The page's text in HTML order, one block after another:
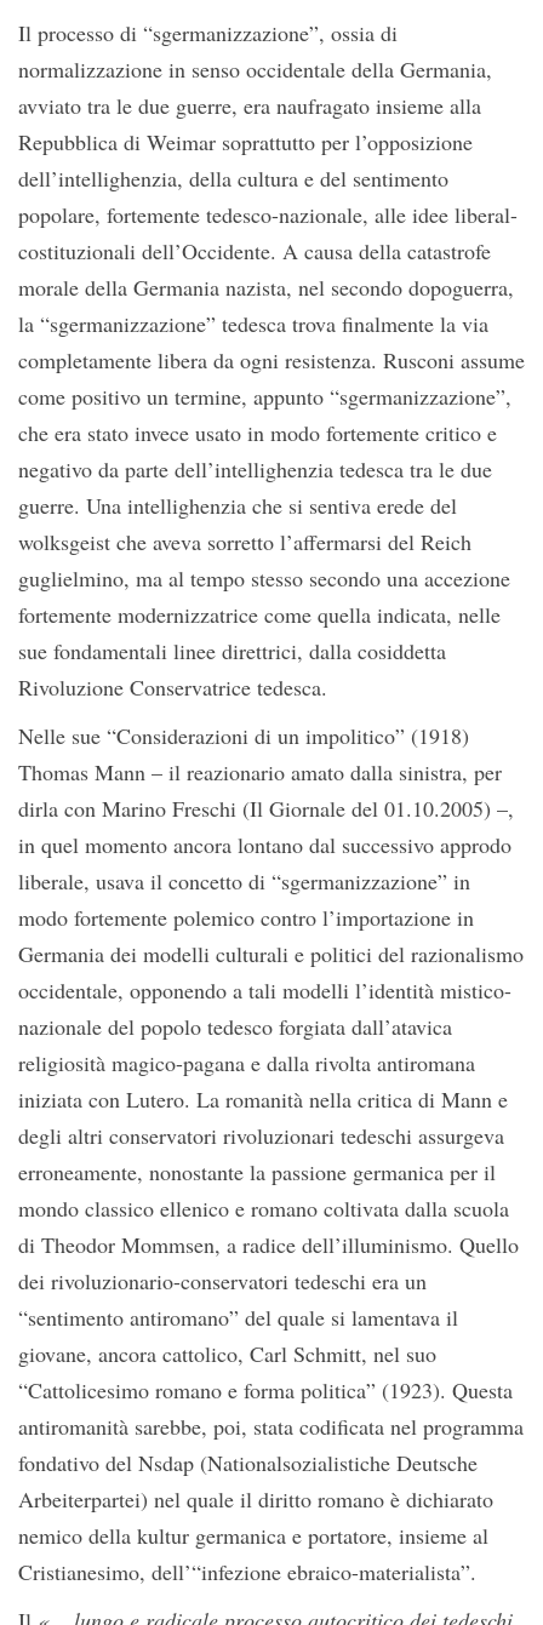
Il processo di “sgermanizzazione”, ossia di
normalizzazione in senso occidentale della Germania,
avviato tra le due guerre, era naufragato insieme alla
Repubblica di Weimar soprattutto per l’opposizione
dell’intellighenzia, della cultura e del sentimento
popolare, fortemente tedesco-nazionale, alle idee liberal-
costituzionali dell’Occidente. A causa della catastrofe
morale della Germania nazista, nel secondo dopoguerra,
la “sgermanizzazione” tedesca trova finalmente la via
completamente libera da ogni resistenza. Rusconi assume
come positivo un termine, appunto “sgermanizzazione”,
che era stato invece usato in modo fortemente critico e
negativo da parte dell’intellighenzia tedesca tra le due
guerre. Una intellighenzia che si sentiva erede del
wolksgeist che aveva sorretto l’affermarsi del Reich
guglielmino, ma al tempo stesso secondo una accezione
fortemente modernizzatrice come quella indicata, nelle
sue fondamentali linee direttrici, dalla cosiddetta
Rivoluzione Conservatrice tedesca.
Nelle sue “Considerazioni di un impolitico” (1918)
Thomas Mann – il reazionario amato dalla sinistra, per
dirla con Marino Freschi (Il Giornale del 01.10.2005) –,
in quel momento ancora lontano dal successivo approdo
liberale, usava il concetto di “sgermanizzazione” in
modo fortemente polemico contro l’importazione in
Germania dei modelli culturali e politici del razionalismo
occidentale, opponendo a tali modelli l’identità mistico-
nazionale del popolo tedesco forgiata dall’atavica
religiosità magico-pagana e dalla rivolta antiromana
iniziata con Lutero. La romanità nella critica di Mann e
degli altri conservatori rivoluzionari tedeschi assurgeva
erroneamente, nonostante la passione germanica per il
mondo classico ellenico e romano coltivata dalla scuola
di Theodor Mommsen, a radice dell’illuminismo. Quello
dei rivoluzionario-conservatori tedeschi era un
“sentimento antiromano” del quale si lamentava il
giovane, ancora cattolico, Carl Schmitt, nel suo
“Cattolicesimo romano e forma politica” (1923). Questa
antiromanità sarebbe, poi, stata codificata nel programma
fondativo del Nsdap (Nationalsozialistiche Deutsche
Arbeiterpartei) nel quale il diritto romano è dichiarato
nemico della kultur germanica e portatore, insieme al
Cristianesimo, dell’“infezione ebraico-materialista”.